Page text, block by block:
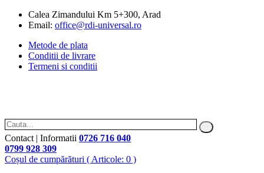
Calea Zimandului Km 5+300, Arad
Email: office@rdi-universal.ro
Metode de plata
Conditii de livrare
Termeni si conditii
Contact | Informatii 0726 716 040
0799 928 309
Coșul de cumpărături ( Articole: 0 )